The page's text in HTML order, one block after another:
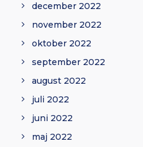
december 2022
november 2022
oktober 2022
september 2022
august 2022
juli 2022
juni 2022
maj 2022